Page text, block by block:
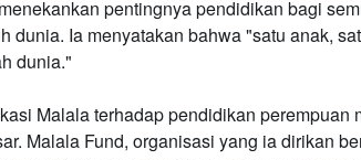
pentingnya pendidikan bagi
dunia. Ia menyatakan bahwa "satu anak,
dunia."
Malala terhadap pendidikan perempuan
Malala Fund, organisasi yang ia dirikan